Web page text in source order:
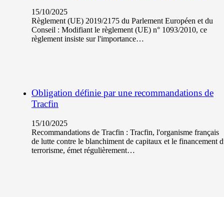
15/10/2025
Règlement (UE) 2019/2175 du Parlement Européen et du
Conseil : Modifiant le règlement (UE) n° 1093/2010, ce
règlement insiste sur l'importance…
Obligation définie par une recommandations de
Tracfin
15/10/2025
Recommandations de Tracfin : Tracfin, l'organisme français
de lutte contre le blanchiment de capitaux et le financement
terrorisme, émet régulièrement…